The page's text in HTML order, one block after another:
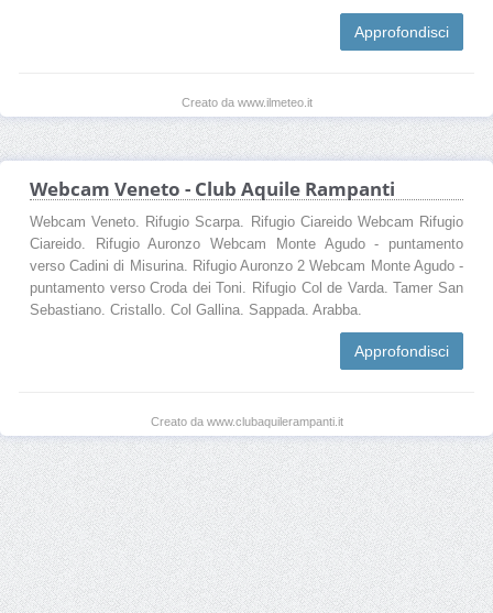
Approfondisci
Creato da www.ilmeteo.it
Webcam Veneto - Club Aquile Rampanti
Webcam Veneto. Rifugio Scarpa. Rifugio Ciareido Webcam Rifugio
Ciareido. Rifugio Auronzo Webcam Monte Agudo - puntamento
verso Cadini di Misurina. Rifugio Auronzo 2 Webcam Monte Agudo -
puntamento verso Croda dei Toni. Rifugio Col de Varda. Tamer San
Sebastiano. Cristallo. Col Gallina. Sappada. Arabba.
Approfondisci
Creato da www.clubaquilerampanti.it